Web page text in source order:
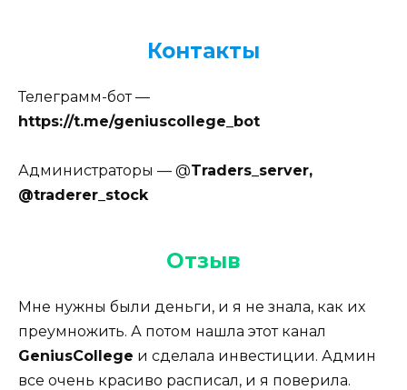
Контакты
Телеграмм-бот —
https://t.me/geniuscollege_bot
Администраторы — @Traders_server,
@traderer_stock
Отзыв
Мне нужны были деньги, и я не знала, как их
преумножить. А потом нашла этот канал
GeniusCollege и сделала инвестиции. Админ
все очень красиво расписал, и я поверила.